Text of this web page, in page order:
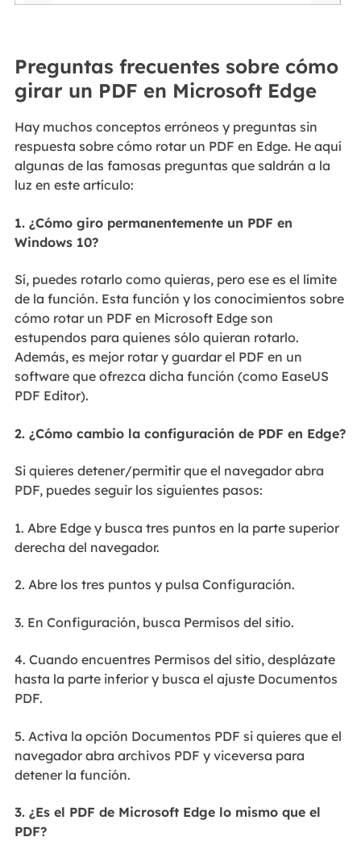
Preguntas frecuentes sobre cómo
girar un PDF en Microsoft Edge
Hay muchos conceptos erróneos y preguntas sin
respuesta sobre cómo rotar un PDF en Edge. He aquí
algunas de las famosas preguntas que saldrán a la
luz en este artículo:
1. ¿Cómo giro permanentemente un PDF en
Windows 10?
Sí, puedes rotarlo como quieras, pero ese es el límite
de la función. Esta función y los conocimientos sobre
cómo rotar un PDF en Microsoft Edge son
estupendos para quienes sólo quieran rotarlo.
Además, es mejor rotar y guardar el PDF en un
software que ofrezca dicha función (como EaseUS
PDF Editor).
2. ¿Cómo cambio la configuración de PDF en Edge?
Si quieres detener/permitir que el navegador abra
PDF, puedes seguir los siguientes pasos:
1. Abre Edge y busca tres puntos en la parte superior
derecha del navegador.
2. Abre los tres puntos y pulsa Configuración.
3. En Configuración, busca Permisos del sitio.
4. Cuando encuentres Permisos del sitio, desplázate
hasta la parte inferior y busca el ajuste Documentos
PDF.
5. Activa la opción Documentos PDF si quieres que el
navegador abra archivos PDF y viceversa para
detener la función.
3. ¿Es el PDF de Microsoft Edge lo mismo que el
PDF?